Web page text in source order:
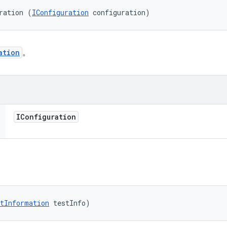
(IConfiguration configuration)
。
IConfiguration
testInfo)